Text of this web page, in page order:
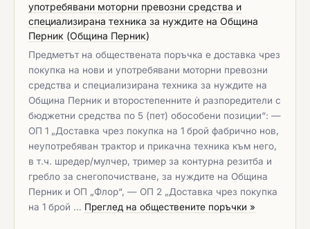
употребявани моторни превозни средства и
специализирана техника за нуждите на Община
Перник (Община Перник)
Предметът на обществената поръчка е доставка чрез
покупка на нови и употребявани моторни превозни
средства и специализирана техника за нуждите на
Община Перник и второстепенните ѝ разпоредители с
бюджетни средства по 5 (пет) обособени позиции“: —
ОП 1 „Доставка чрез покупка на 1 брой фабрично нов,
неупотребяван трактор и прикачна техника към него,
в т.ч. шредер/мулчер, тример за контурна резитба и
гребло за снегопочистване, за нуждите на Община
Перник и ОП „Флор“, — ОП 2 „Доставка чрез покупка
на 1 брой … Преглед на обществените поръчки »